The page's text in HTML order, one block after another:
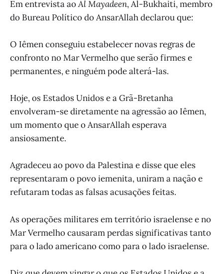
Em entrevista aoAl Mayadeen, Al-Bukhaiti, membro
do Bureau Político do AnsarAllah declarou que:
O Iêmen conseguiu estabelecer novas regras de
confronto no Mar Vermelho que serão firmes e
permanentes, e ninguém pode alterá-las.
Hoje, os Estados Unidos e a Grã-Bretanha
envolveram-se diretamente na agressão ao Iêmen,
um momento que o AnsarAllah esperava
ansiosamente.
Agradeceu ao povo da Palestina e disse que eles
representaram o povo iemenita, uniram a nação e
refutaram todas as falsas acusações feitas.
As operações militares em território israelense e no
Mar Vermelho causaram perdas significativas tanto
para o lado americano como para o lado israelense.